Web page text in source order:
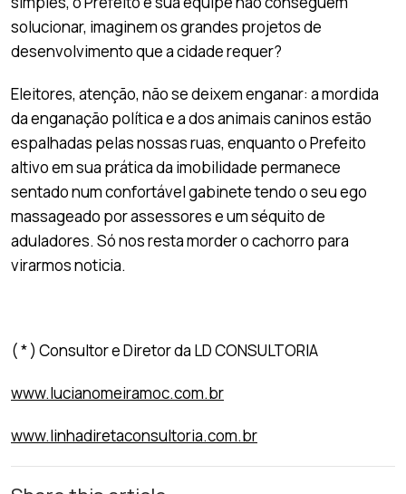
solucionar, imaginem os grandes projetos de
desenvolvimento que a cidade requer?
Eleitores, atenção, não se deixem enganar: a mordida
da enganação política e a dos animais caninos estão
espalhadas pelas nossas ruas, enquanto o Prefeito
altivo em sua prática da imobilidade permanece
sentado num confortável gabinete tendo o seu ego
massageado por assessores e um séquito de
aduladores. Só nos resta morder o cachorro para
virarmos noticia.
( * ) Consultor e Diretor da LD CONSULTORIA
www.lucianomeiramoc.com.br
www.linhadiretaconsultoria.com.br